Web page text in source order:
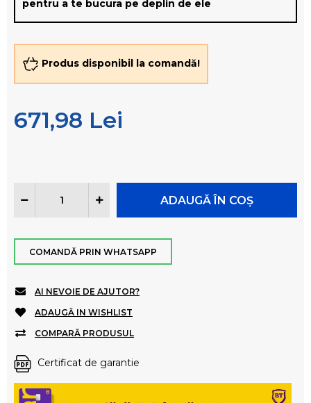
pentru a te bucura pe deplin de ele
Produs disponibil la comandă!
671,98 Lei
COMANDĂ PRIN WHATSAPP
AI NEVOIE DE AJUTOR?
ADAUGĂ IN WISHLIST
COMPARĂ PRODUSUL
Certificat de garantie